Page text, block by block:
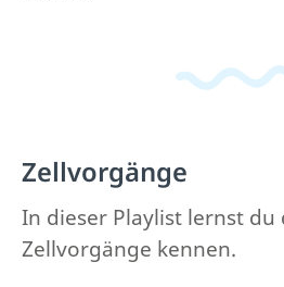
Zellvorgänge
In dieser Playlist lernst
Zellvorgänge kennen.